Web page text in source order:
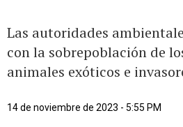
Las autoridades
con la sobrepoblación de
animales exóticos e
14 de noviembre de 2023 - 5:55 PM